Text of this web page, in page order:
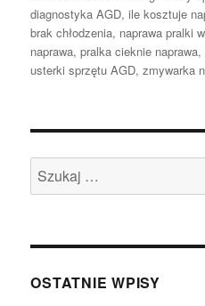
publikacji
diagnostyka AGD,ile kosztuje
brak chłodzenia, naprawa pralki
naprawa,pralka cieknie naprawa,
usterki sprzętu AGD,zmywarka
Szukaj:
OSTATNIE WPISY